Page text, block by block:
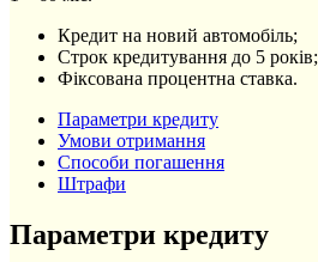
Кредит на новий автомобіль;
Строк кредитування до 5 років;
Фіксована процентна ставка.
Параметри кредиту
Умови отримання
Способи погашення
Штрафи
Параметри кредиту